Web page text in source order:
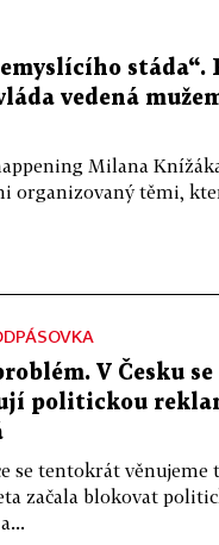
stáda“.
vedená
Milana
organizovaný těmi,
V Česku
politickou
se tentokrát
začala blokovat